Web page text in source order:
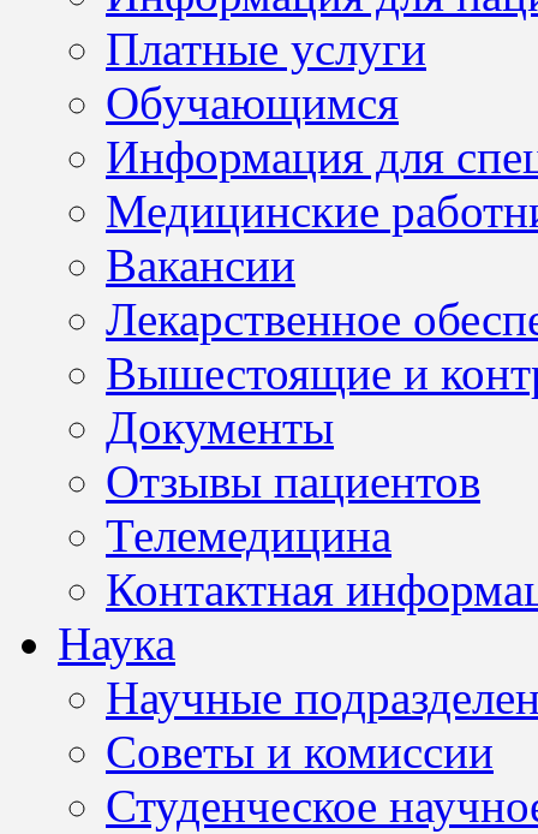
Платные услуги
Обучающимся
Информация для
Медицинские
Вакансии
Лекарственное
Вышестоящие и
Документы
Отзывы пациентов
Телемедицина
Контактная
Наука
Научные
Советы и комиссии
Студенческое